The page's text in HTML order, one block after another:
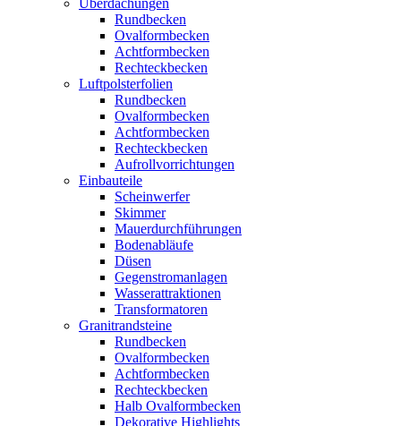
Überdachungen
Rundbecken
Ovalformbecken
Achtformbecken
Rechteckbecken
Luftpolsterfolien
Rundbecken
Ovalformbecken
Achtformbecken
Rechteckbecken
Aufrollvorrichtungen
Einbauteile
Scheinwerfer
Skimmer
Mauerdurchführungen
Bodenabläufe
Düsen
Gegenstromanlagen
Wasserattraktionen
Transformatoren
Granitrandsteine
Rundbecken
Ovalformbecken
Achtformbecken
Rechteckbecken
Halb Ovalformbecken
Dekorative Highlights